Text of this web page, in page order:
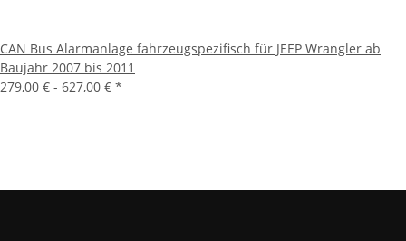
CAN Bus Alarmanlage fahrzeugspezifisch für JEEP Wrangler ab
Baujahr 2007 bis 2011
279,00 € - 627,00 € *